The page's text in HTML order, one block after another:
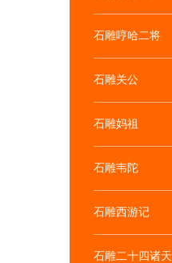
石雕哼哈二将
石雕关公
石雕妈祖
石雕韦陀
石雕西游记
石雕二十四诸天